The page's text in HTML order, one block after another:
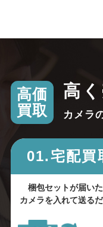
高価
買取
高
カメラ
01.宅配買
梱包セットが届い
カメラを入れて送るだ